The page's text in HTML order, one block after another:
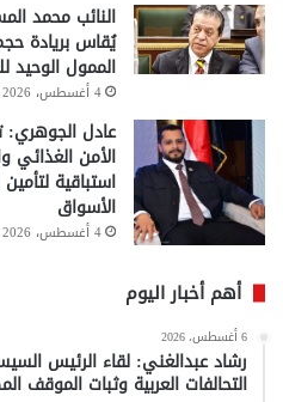
النائب محمد
يُقاس بريادة
الممول الوحيد
4 أغسطس، 2026
عادل
الأمن الغذائي
استباقية
الأسواق
4 أغسطس، 2026
أهم أخبار اليوم
6 أغسطس، 2026
رشاد عبدالغني: لقاء الرئيس
التحالفات العربية وثبات الموقف